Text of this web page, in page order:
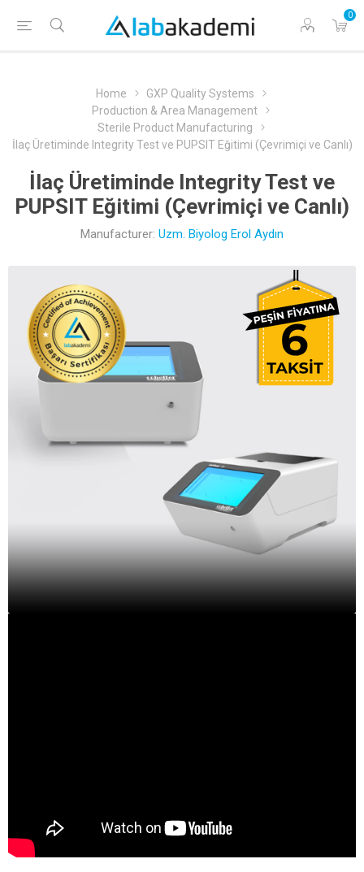
0
Home
GXP Quality Systems
Production & Area Management
Sterile Product Manufacturing
İlaç Üretiminde Integrity Test ve PUPSIT Eğitimi (Çevrimiçi ve Canlı)
İlaç Üretiminde Integrity Test ve
PUPSIT Eğitimi (Çevrimiçi ve Canlı)
Manufacturer: Uzm. Biyolog Erol Aydın